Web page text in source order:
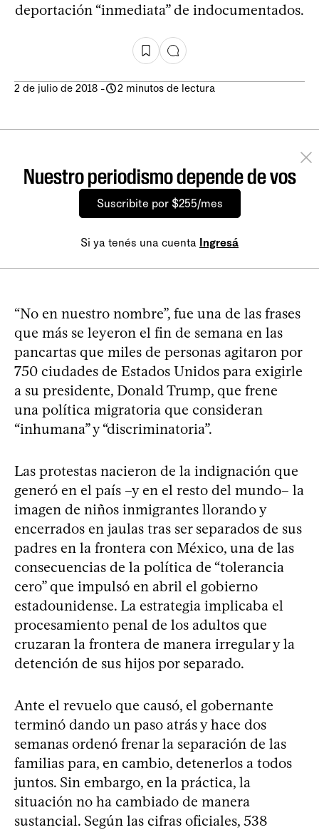
deportación “inmediata” de indocumentados.
2 de julio de 2018 - 2 minutos de lectura
Nuestro periodismo depende de vos
Suscribite por $255/mes
Si ya tenés una cuenta Ingresá
“No en nuestro nombre”, fue una de las frases
que más se leyeron el fin de semana en las
pancartas que miles de personas agitaron por
750 ciudades de Estados Unidos para exigirle
a su presidente, Donald Trump, que frene
una política migratoria que consideran
“inhumana” y “discriminatoria”.
Las protestas nacieron de la indignación que
generó en el país –y en el resto del mundo– la
imagen de niños inmigrantes llorando y
encerrados en jaulas tras ser separados de sus
padres en la frontera con México, una de las
consecuencias de la política de “tolerancia
cero” que impulsó en abril el gobierno
estadounidense. La estrategia implicaba el
procesamiento penal de los adultos que
cruzaran la frontera de manera irregular y la
detención de sus hijos por separado.
Ante el revuelo que causó, el gobernante
terminó dando un paso atrás y hace dos
semanas ordenó frenar la separación de las
familias para, en cambio, detenerlos a todos
juntos. Sin embargo, en la práctica, la
situación no ha cambiado de manera
sustancial. Según las cifras oficiales, 538